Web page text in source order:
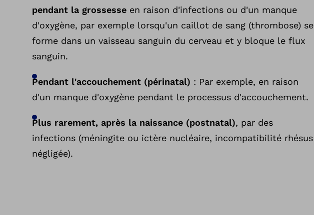
pendant la grossesse en raison d'infections ou d'un manque
d'oxygène, par exemple lorsqu'un caillot de sang (thrombose) se
forme dans un vaisseau sanguin du cerveau et y bloque le flux
sanguin.
Pendant l'accouchement (périnatal) : Par exemple, en raison
d'un manque d'oxygène pendant le processus d'accouchement.
Plus rarement, après la naissance (postnatal), par des
infections (méningite ou ictère nucléaire, incompatibilité rhésus
négligée).